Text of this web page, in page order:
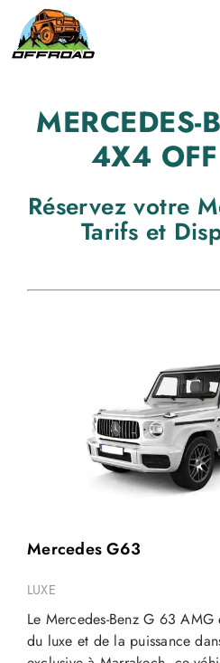
Passer
contenu
4X4
Réservez votre
Tarifs et
Mercedes G63
LUXE
Le Mercedes-Benz G 63
du luxe et de la puissance